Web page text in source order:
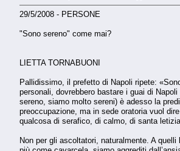
29/5/2008 - PERSONE
"Sono sereno" come mai?
LIETTA TORNABUONI
Pallidissimo, il prefetto di Napoli ripete:
personali, dovrebbero bastare i guai di
sereno, siamo molto sereni) è adesso la
preoccupazione, ma in sede oratoria vuol
qualcosa di serafico, di calmo, di santa
Non per gli ascoltatori, naturalmente. A